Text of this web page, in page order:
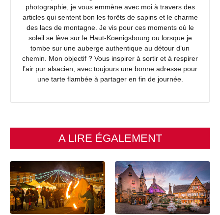
photographie, je vous emmène avec moi à travers des
articles qui sentent bon les forêts de sapins et le charme
des lacs de montagne. Je vis pour ces moments où le
soleil se lève sur le Haut-Koenigsbourg ou lorsque je
tombe sur une auberge authentique au détour d’un
chemin. Mon objectif ? Vous inspirer à sortir et à respirer
l’air pur alsacien, avec toujours une bonne adresse pour
une tarte flambée à partager en fin de journée.
A LIRE ÉGALEMENT